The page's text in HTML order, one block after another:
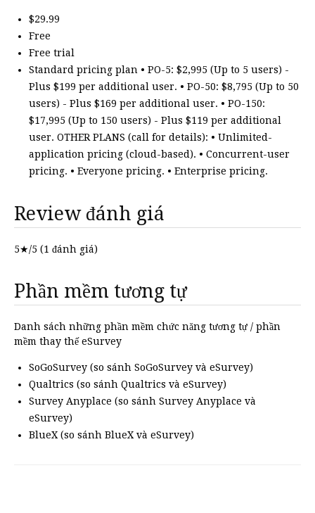
$29.99
Free
Free trial
Standard pricing plan • PO-5: $2,995 (Up to 5 users) -
Plus $199 per additional user. • PO-50: $8,795 (Up to 50
users) - Plus $169 per additional user. • PO-150:
$17,995 (Up to 150 users) - Plus $119 per additional
user. OTHER PLANS (call for details): • Unlimited-
application pricing (cloud-based). • Concurrent-user
pricing. • Everyone pricing. • Enterprise pricing.
Review đánh giá
5★/5 (1 đánh giá)
Phần mềm tương tự
Danh sách những phần mềm chức năng tương tự / phần
mềm thay thế eSurvey
SoGoSurvey (so sánh SoGoSurvey và eSurvey)
Qualtrics (so sánh Qualtrics và eSurvey)
Survey Anyplace (so sánh Survey Anyplace và
eSurvey)
BlueX (so sánh BlueX và eSurvey)